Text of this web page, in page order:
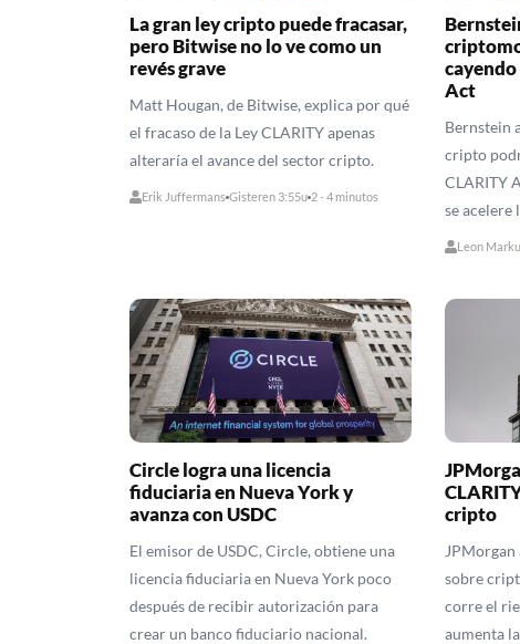
La gran ley cripto puede fracasar,
pero Bitwise no lo ve como un
revés grave
Matt Hougan, de Bitwise, explica por qué
el fracaso de la Ley CLARITY apenas
alteraría el avance del sector cripto.
Erik Juffermans Gisteren 3:55u 2 - 4 minutos
cayendo
Act
Bernstein
cripto
CLARITY
se acelere
Leon
Circle logra una licencia
fiduciaria en Nueva York y
avanza con USDC
El emisor de USDC, Circle, obtiene una
licencia fiduciaria en Nueva York poco
después de recibir autorización para
crear un banco fiduciario nacional.
cripto
sobre
corre el
aumenta